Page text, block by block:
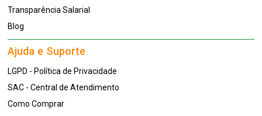
Transparência Salarial
Blog
Ajuda e Suporte
LGPD - Política de Privacidade
SAC - Central de Atendimento
Como Comprar